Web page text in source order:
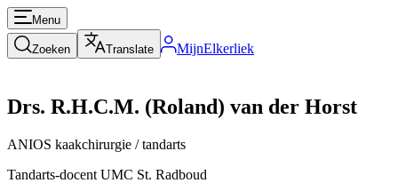
Menu
Zoeken Translate MijnElkerliek
Drs. R.H.C.M. (Roland) van der Horst
ANIOS kaakchirurgie / tandarts
Tandarts-docent UMC St. Radboud